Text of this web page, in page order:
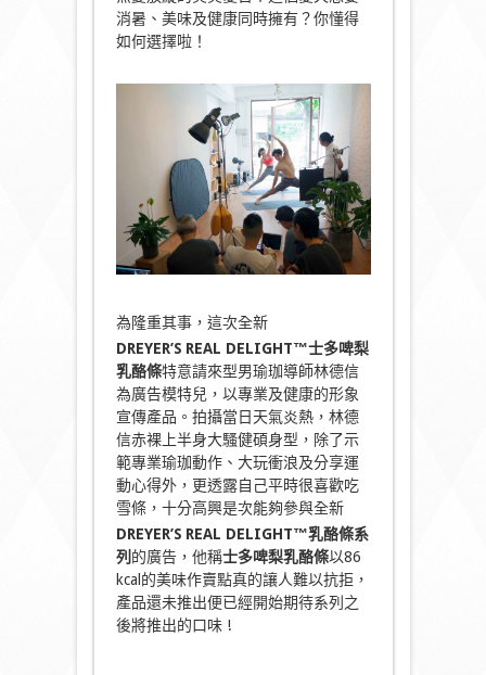
消暑、美味及健康同時擁有？你懂得
如何選擇啦！
為隆重其事，這次全新
DREYER’S REAL DELIGHT™士多啤梨
乳酪條特意請來型男瑜珈導師林德信
為廣告模特兒，以專業及健康的形象
宣傳產品。拍攝當日天氣炎熱，林德
信赤裸上半身大騷健碩身型，除了示
範專業瑜珈動作、大玩衝浪及分享運
動心得外，更透露自己平時很喜歡吃
雪條，十分高興是次能夠參與全新
DREYER’S REAL DELIGHT™乳酪條系
列 的廣告，他稱士多啤梨乳酪條以86
kcal的美味作賣點真的讓人難以抗拒，
產品還未推出便已經開始期待系列之
後將推出的口味 !